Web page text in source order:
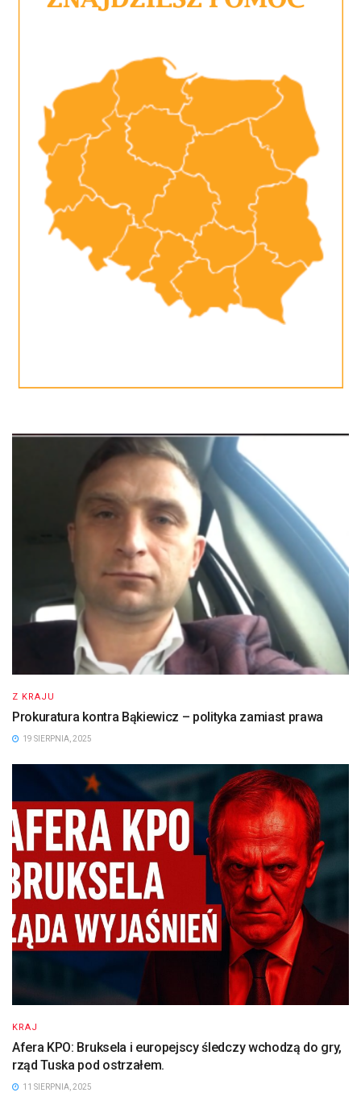
Z KRAJU
Prokuratura kontra Bąkiewicz – polityka zamiast prawa
19 SIERPNIA, 2025
KRAJ
Afera KPO: Bruksela i europejscy śledczy wchodzą do gry,
rząd Tuska pod ostrzałem.
11 SIERPNIA, 2025